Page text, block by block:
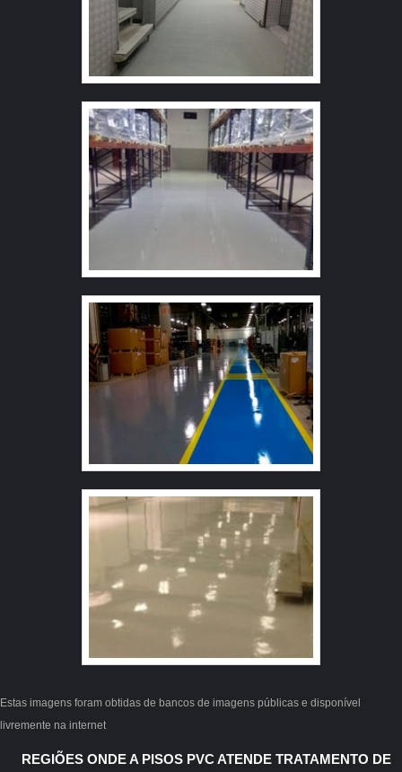
Restaurantes; Clubes; Casas de saúde; Uso genérico;
Lavagem de pisos, paredes e balcões; Cozinhas
industriais de hospitais, condomínios e lojas. Por isso,
durante o uso, é fundamental realizar a leitura adequada
necessárias e indica as formas corretas de diluição.
Também é importante que o produto seja mantido
fechado e, também, que a embalagem não seja
reutilizada. DETERGENTE EM PÓ DE ALTA
QUALIDADE Desde 1990 atuando no segmento, a Solint
Química atua com a fabricação de produtos químicos de
limpeza e desinfecção para os mercados industriais e
institucionais. A empresa trabalha com uma tecnologia
de ponta, dispondo de uma elevada concentração de
ativos, que permitem grandes diluições e alta
rentabilidade no uso.
Estas imagens foram obtidas de bancos de imagens públicas e disponível
livremente na internet
REGIÕES ONDE A PISOS PVC ATENDE TRATAMENTO DE